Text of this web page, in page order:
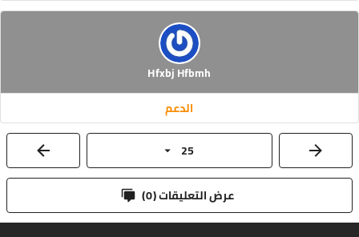
Hfxbj Hfbmh
الدعم
25
عرض التعليقات ( 0
)